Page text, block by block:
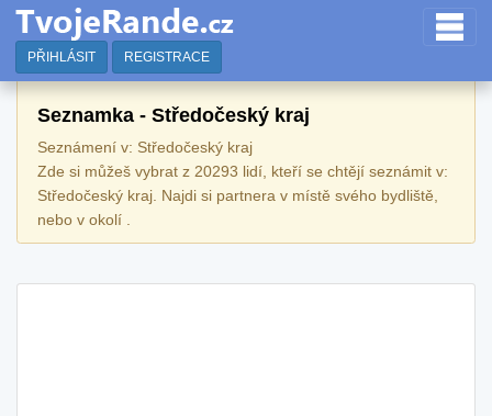
PŘIHLÁSIT REGISTRACE
Seznamka - Středočeský kraj
Seznámení v: Středočeský kraj
Zde si můžeš vybrat z 20293 lidí, kteří se chtějí seznámit v:
Středočeský kraj. Najdi si partnera v místě svého bydliště,
nebo v okolí .